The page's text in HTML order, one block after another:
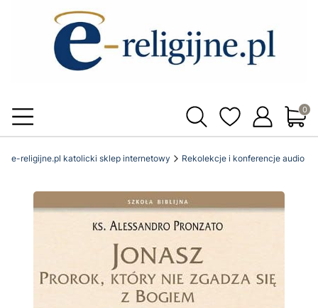
e-religijne.pl katolicki sklep internetowy Rekolekcje i konferencje audio